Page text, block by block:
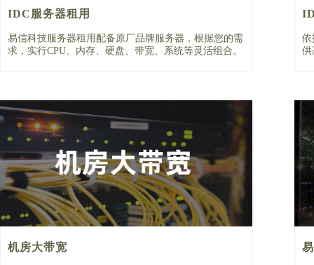
IDC服务器租用
易信科技服务器租用配备原厂品牌服务器，根据您的需
求，实行CPU、内存、硬盘、带宽、系统等灵活组合。
依
供
机房大带宽